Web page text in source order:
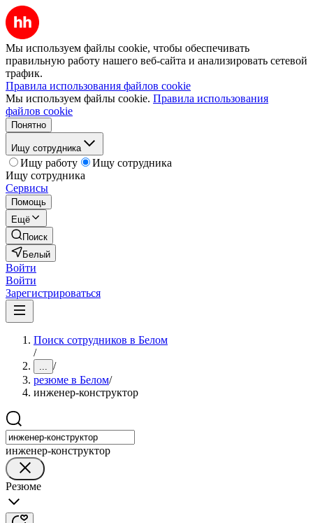
Мы используем файлы cookie, чтобы обеспечивать
правильную работу нашего веб-сайта и анализировать сетевой
трафик.
Правила использования файлов cookie
Мы используем файлы cookie. Правила использования
файлов cookie
Понятно
Ищу сотрудника
Ищу работу
Ищу сотрудника
Ищу сотрудника
Сервисы
Помощь
Ещё
Поиск
Белый
Войти
Войти
Зарегистрироваться
Поиск сотрудников в Белом
/
... /
резюме в Белом/
инженер-конструктор
инженер-конструктор
Резюме